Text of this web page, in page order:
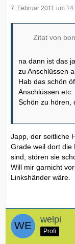
7. Februar 2011 um
Zitat von
na dann ist das
zu Anschlüssen
Hab das schön
Anschlüssen etc.
Schön zu hören,
Japp, der seitliche
Grade weil dort die
sind, stören sie
Will mir garnicht
Linkshänder wäre.
welpi
Profi